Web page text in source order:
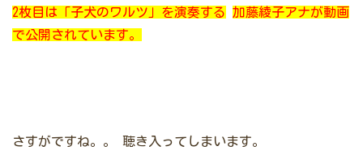
2枚目は「子犬のワルツ」を演奏する
加藤綾子アナが動画
で公開されています。
さすがですね。。 聴き入ってしまいます。